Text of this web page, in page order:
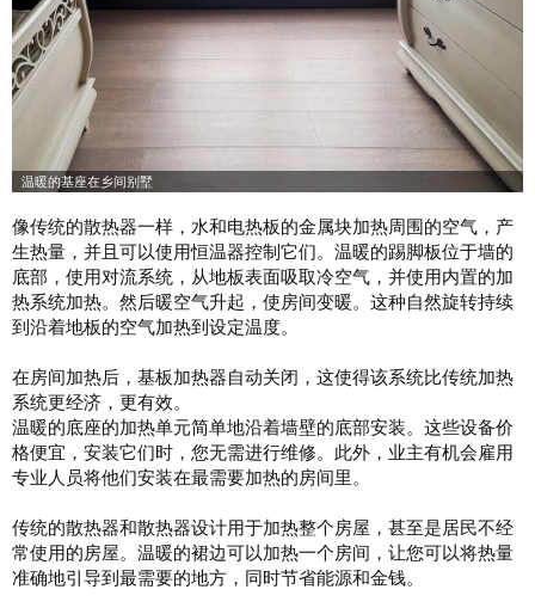
像传统的散热器一样，水和电热板的金属块加热周围的空气，产
生热量，并且可以使用恒温器控制它们。温暖的踢脚板位于墙的
底部，使用对流系统，从地板表面吸取冷空气，并使用内置的加
热系统加热。然后暖空气升起，使房间变暖。这种自然旋转持续
到沿着地板的空气加热到设定温度。
在房间加热后，基板加热器自动关闭，这使得该系统比传统加热
系统更经济，更有效。
温暖的底座的加热单元简单地沿着墙壁的底部安装。这些设备价
格便宜，安装它们时，您无需进行维修。此外，业主有机会雇用
专业人员将他们安装在最需要加热的房间里。
传统的散热器和散热器设计用于加热整个房屋，甚至是居民不经
常使用的房屋。温暖的裙边可以加热一个房间，让您可以将热量
准确地引导到最需要的地方，同时节省能源和金钱。